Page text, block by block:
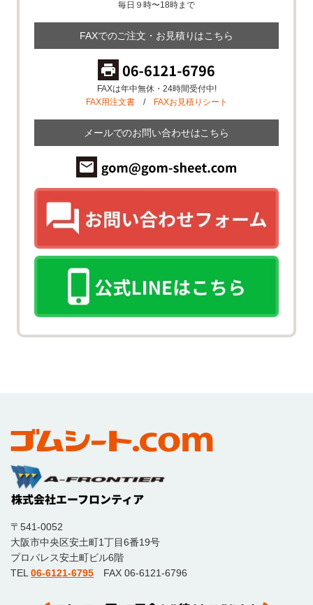
毎日９時〜18時まで
FAXでのご注文・お見積りはこちら
FAXは年中無休・24時間受付中!
FAX用注文書/ FAXお見積りシート
メールでのお問い合わせはこちら
〒541-0052
大阪市中央区安土町1丁目6番19号
プロパレス安土町ビル6階
TEL 06-6121-6795 FAX 06-6121-6796